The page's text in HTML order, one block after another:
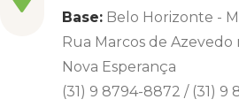
Base: Belo Horizonte -
Rua Marcos de Azevedo
Nova Esperança
(31) 9 8794-8872 / (31) 9